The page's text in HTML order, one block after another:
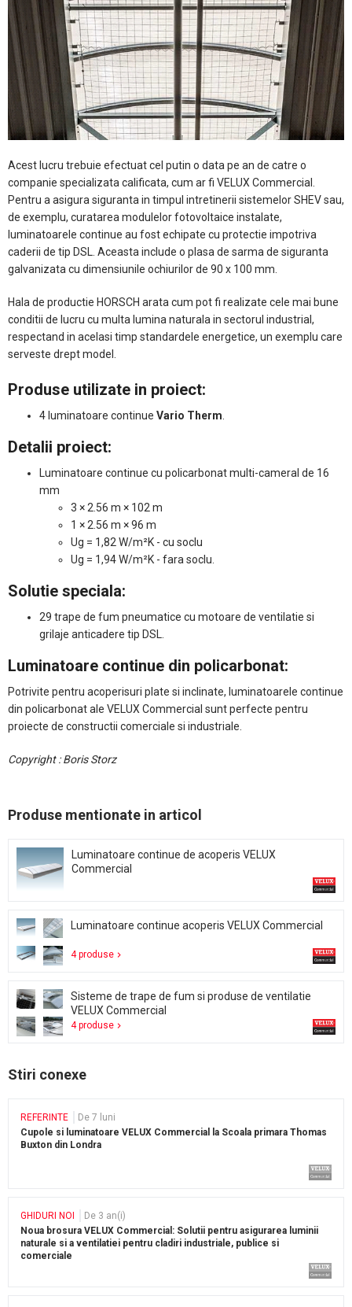
Acest lucru trebuie efectuat cel putin o data pe an de catre o
companie specializata calificata, cum ar fi VELUX Commercial.
Pentru a asigura siguranta in timpul intretinerii sistemelor SHEV sau,
de exemplu, curatarea modulelor fotovoltaice instalate,
luminatoarele continue au fost echipate cu protectie impotriva
caderii de tip DSL. Aceasta include o plasa de sarma de siguranta
galvanizata cu dimensiunile ochiurilor de 90 x 100 mm.
Hala de productie HORSCH arata cum pot fi realizate cele mai bune
conditii de lucru cu multa lumina naturala in sectorul industrial,
respectand in acelasi timp standardele energetice, un exemplu care
serveste drept model.
Produse utilizate in proiect:
4 luminatoare continue Vario Therm
Detalii proiect:
Luminatoare continue cu policarbonat multi-cameral de 16
mm
3 × 2.56 m × 102 m
1 × 2.56 m × 96 m
Ug = 1,82 W/m²K - cu soclu
Ug = 1,94 W/m²K - fara soclu.
Solutie speciala:
29 trape de fum pneumatice cu motoare de ventilatie si
grilaje anticadere tip DSL.
Luminatoare continue din policarbonat:
Potrivite pentru acoperisuri plate si inclinate, luminatoarele continue
din policarbonat ale VELUX Commercial sunt perfecte pentru
proiecte de constructii comerciale si industriale.
Copyright : Boris Storz
Produse mentionate in articol
Luminatoare continue de acoperis VELUX
Commercial
Luminatoare continue acoperis VELUX Commercial
4 produse
Sisteme de trape de fum si produse de ventilatie
VELUX Commercial
4 produse
Stiri conexe
REFERINTE
De 7 luni
Cupole si luminatoare VELUX Commercial la Scoala primara Thomas
Buxton din Londra
GHIDURI NOI
De 3 an(i)
Noua brosura VELUX Commercial: Solutii pentru asigurarea luminii
naturale si a ventilatiei pentru cladiri industriale, publice si
comerciale